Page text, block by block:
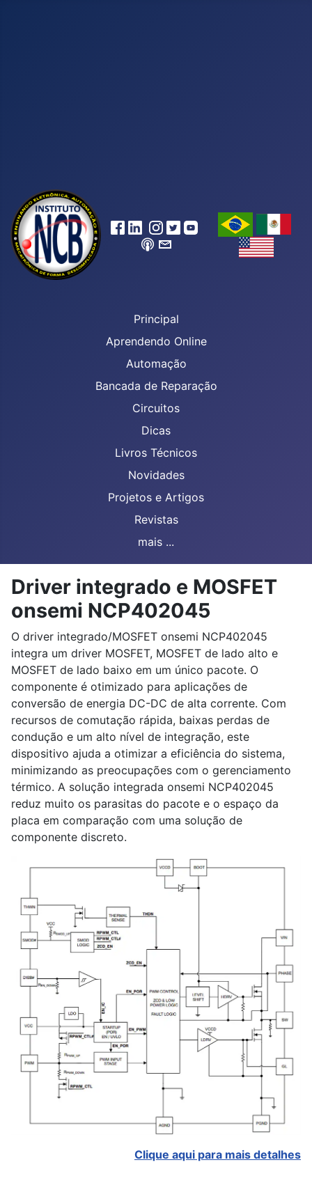
Principal
Aprendendo Online
Automação
Bancada de Reparação
Circuitos
Dicas
Livros Técnicos
Novidades
Projetos e Artigos
Revistas
mais ...
Driver integrado e MOSFET
onsemi NCP402045
O driver integrado/MOSFET onsemi NCP402045
integra um driver MOSFET, MOSFET de lado alto e
MOSFET de lado baixo em um único pacote. O
componente é otimizado para aplicações de
conversão de energia DC-DC de alta corrente. Com
recursos de comutação rápida, baixas perdas de
condução e um alto nível de integração, este
dispositivo ajuda a otimizar a eficiência do sistema,
minimizando as preocupações com o gerenciamento
térmico. A solução integrada onsemi NCP402045
reduz muito os parasitas do pacote e o espaço da
placa em comparação com uma solução de
componente discreto.
Clique aqui para mais detalhes